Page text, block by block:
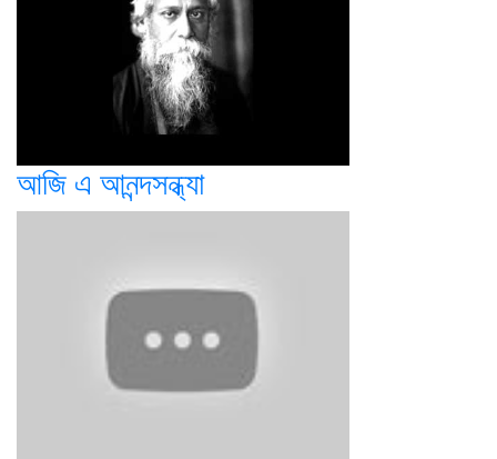
আজি এ আনন্দসন্ধ্যা